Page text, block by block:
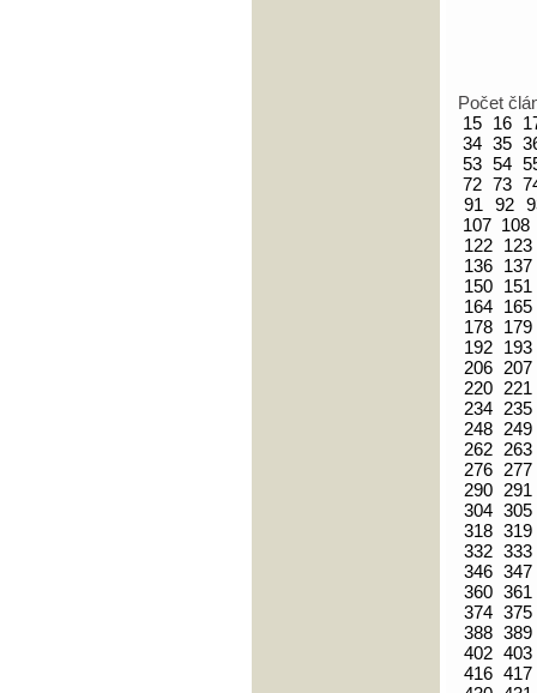
Počet
15 16
34 35
53 54
72 73
91
92
107 108
122
123
136
137
150
151
164
165
178
179
192
193
206 207
220
221
234
235
248
249
262
263
276
277
290
291
304 305
318 319
332 333
346 347
360 361
374 375
388 389
402 403
416 417